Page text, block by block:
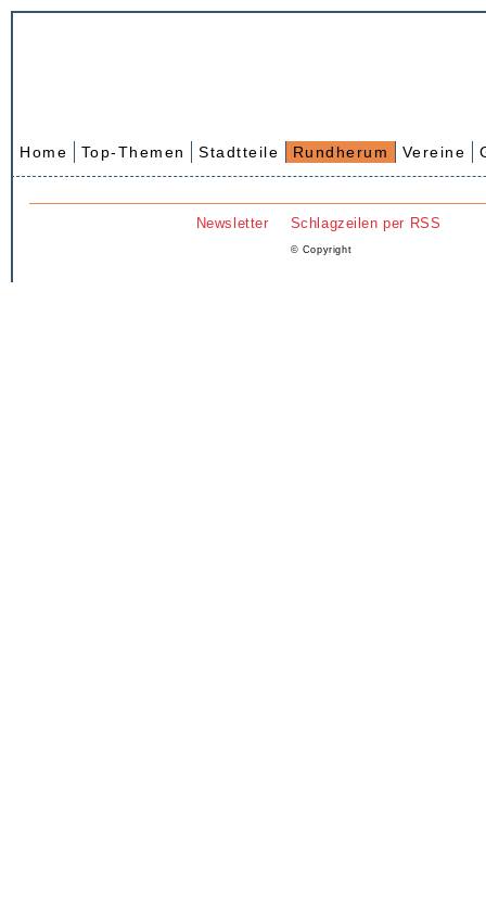
Home Top-Themen Stadtteile Rundherum Vereine
Newsletter Schlagzeilen per RSS
© Copyright